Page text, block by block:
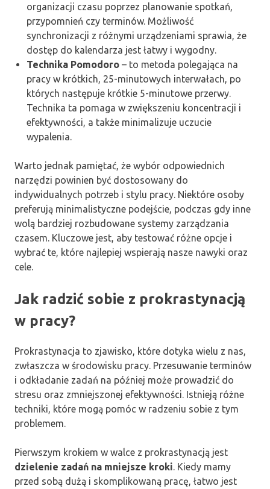
organizacji czasu poprzez planowanie spotkań,
przypomnień czy terminów. Możliwość
synchronizacji z różnymi urządzeniami sprawia, że
dostęp do kalendarza jest łatwy i wygodny.
Technika Pomodoro – to metoda polegająca na
pracy w krótkich, 25-minutowych interwałach, po
których następuje krótkie 5-minutowe przerwy.
Technika ta pomaga w zwiększeniu koncentracji i
efektywności, a także minimalizuje uczucie
wypalenia.
Warto jednak pamiętać, że wybór odpowiednich
narzędzi powinien być dostosowany do
indywidualnych potrzeb i stylu pracy. Niektóre osoby
preferują minimalistyczne podejście, podczas gdy inne
wolą bardziej rozbudowane systemy zarządzania
czasem. Kluczowe jest, aby testować różne opcje i
wybrać te, które najlepiej wspierają nasze nawyki oraz
cele.
Jak radzić sobie z prokrastynacją
w pracy?
Prokrastynacja to zjawisko, które dotyka wielu z nas,
zwłaszcza w środowisku pracy. Przesuwanie terminów
i odkładanie zadań na później może prowadzić do
stresu oraz zmniejszonej efektywności. Istnieją różne
techniki, które mogą pomóc w radzeniu sobie z tym
problemem.
Pierwszym krokiem w walce z prokrastynacją jest
dzielenie zadań na mniejsze kroki. Kiedy mamy
przed sobą dużą i skomplikowaną pracę, łatwo jest